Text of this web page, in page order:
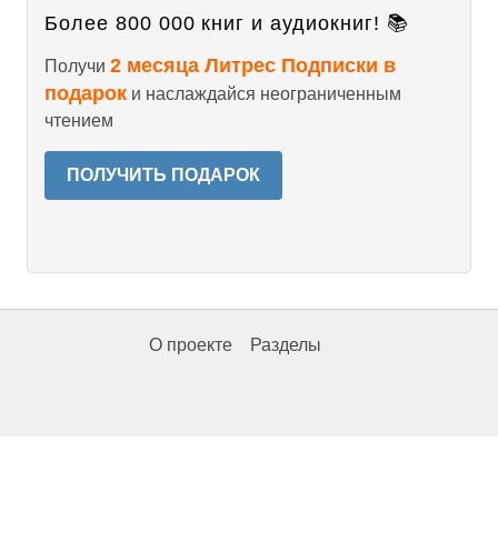
Более 800 000 книг и аудиокниг! 📚
Получи 2 месяца Литрес Подписки в
подарок и наслаждайся неограниченным
чтением
ПОЛУЧИТЬ ПОДАРОК
О проекте Разделы